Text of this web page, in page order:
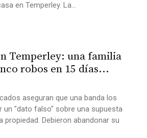
en Temperley. La...
Temperley: una familia
robos en 15 días...
aseguran que una banda los
un "dato falso" sobre una supuesta
propiedad. Debieron abandonar su